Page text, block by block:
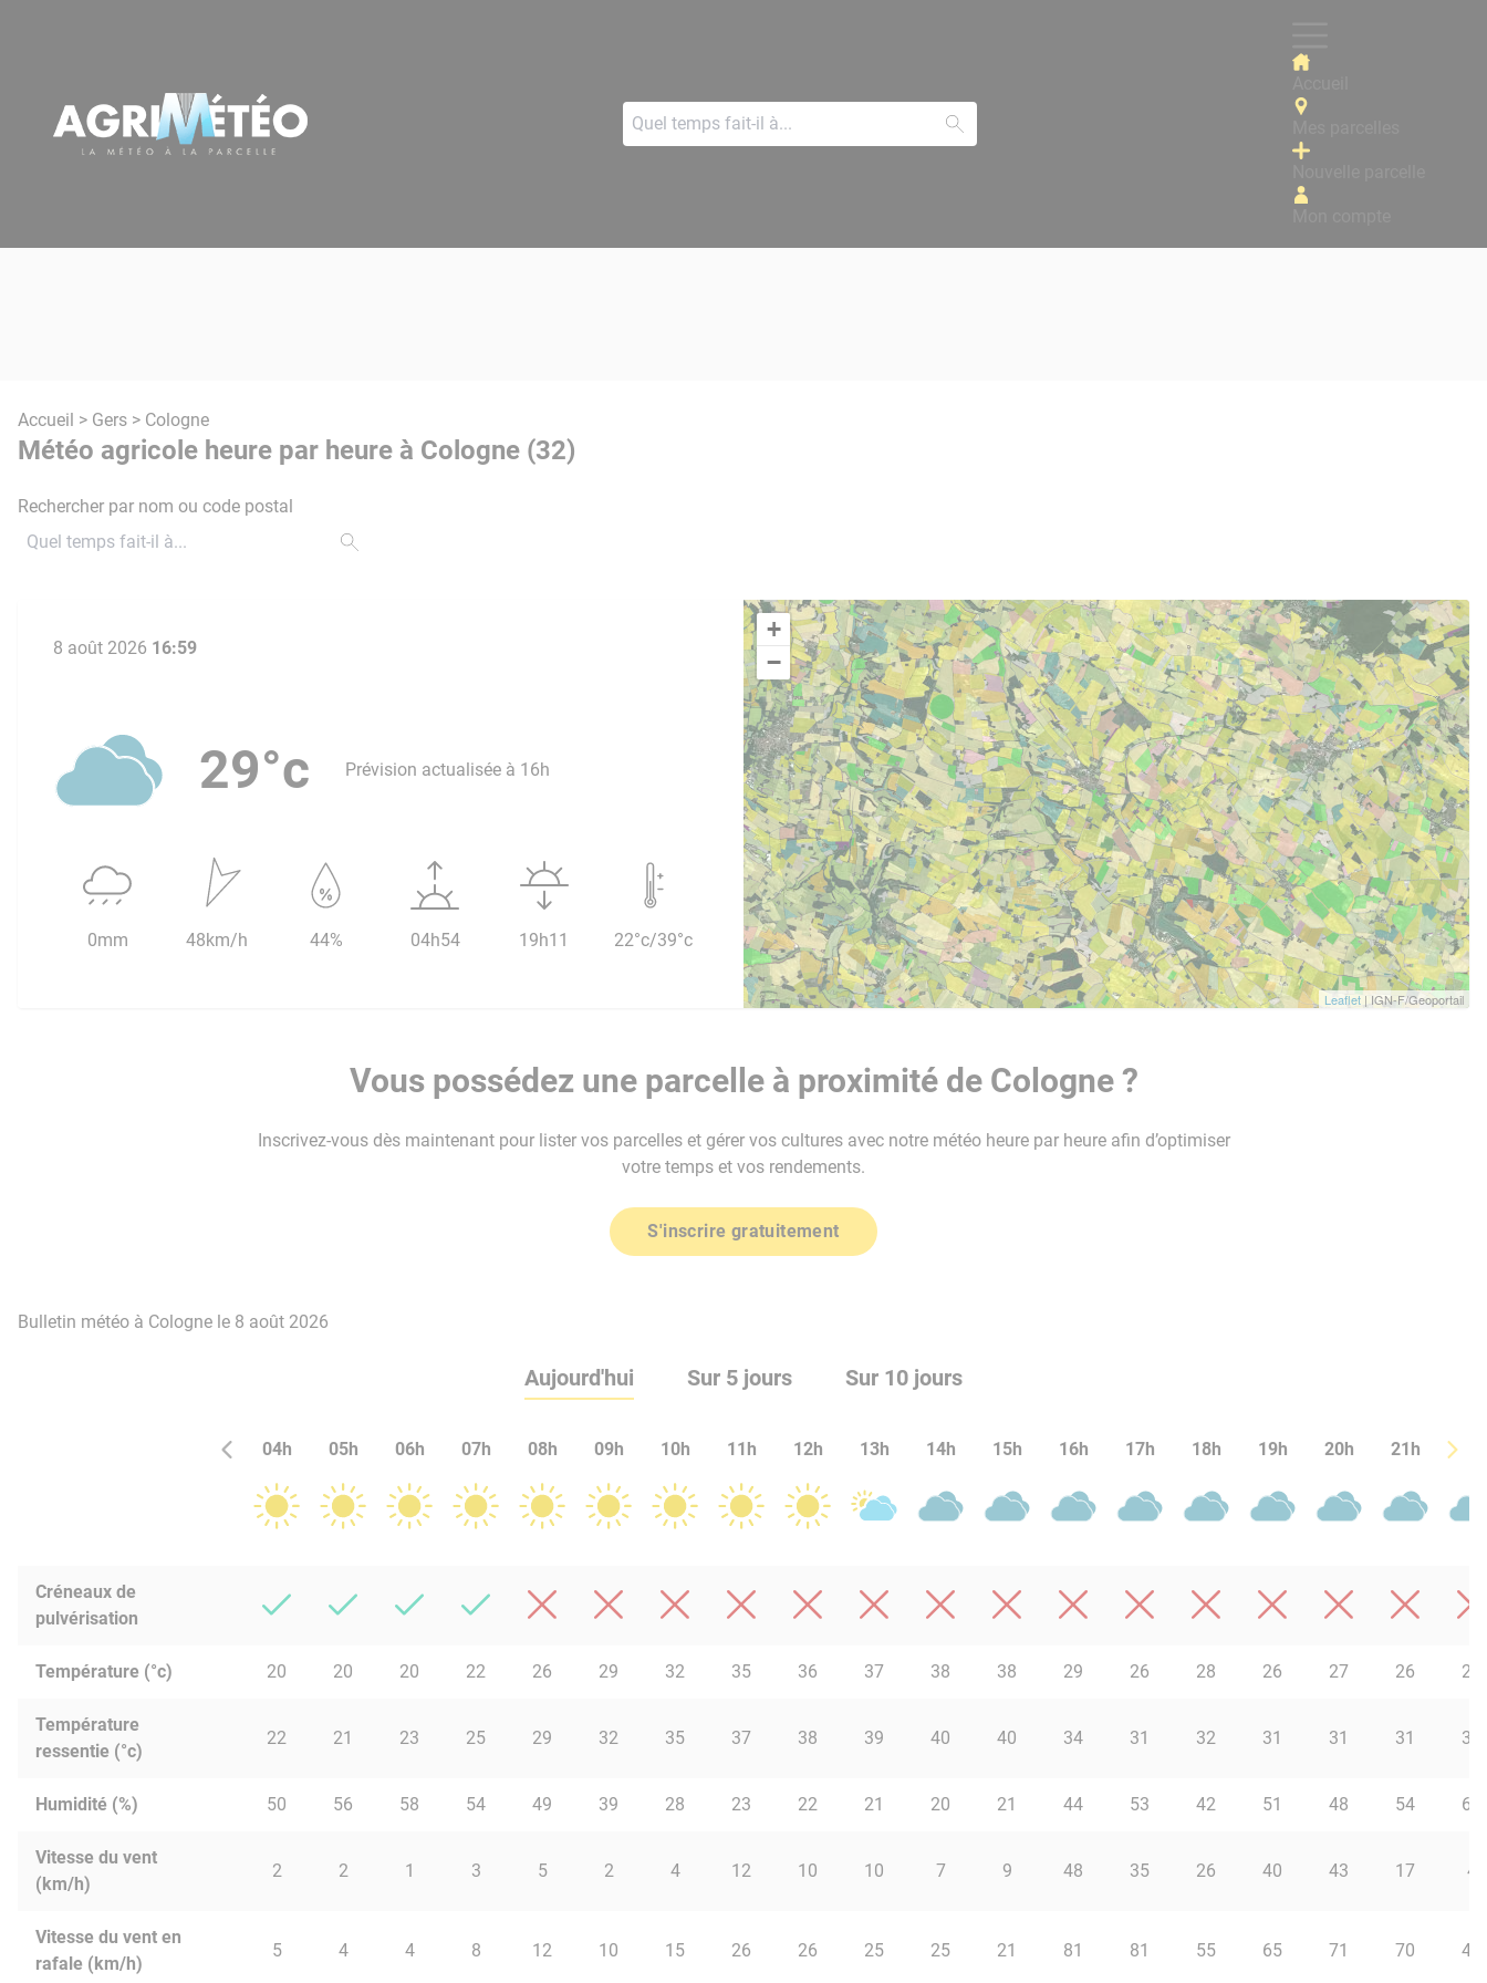
Accueil > Gers > Cologne
Météo agricole heure par heure à Cologne (32)
Rechercher par nom ou code postal
+
−
Leaflet| IGN-F/Geoportail
8 août 2026 16:59
29°c Prévision actualisée à 16h
0mm 48km/h 44% 04h54 19h11 22°c/39°c
Vous possédez une parcelle à proximité de Cologne ?
Inscrivez-vous dès maintenant pour lister vos parcelles et gérer vos cultures avec notre météo heure par heure afin d’optimiser
votre temps et vos rendements.
S'inscrire gratuitement
Bulletin météo à Cologne le 8 août 2026
Aujourd'hui Sur 5 jours Sur 10 jours
04h 05h 06h 07h 08h 09h 10h 11h 12h 13h 14h 15h 16h 17h 18h 19h 20h 21h 22h
Créneaux de
pulvérisation
Température (°c) 20 20 20 22 26 29 32 35 36 37 38 38 29 26 28 26 27 26 25
Température
ressentie (°c)
22 21 23 25 29 32 35 37 38 39 40 40 34 31 32 31 31 31 30
Humidité (%) 50 56 58 54 49 39 28 23 22 21 20 21 44 53 42 51 48 54 61
Vitesse du vent
(km/h)
2 2 1 3 5 2 4 12 10 10 7 9 48 35 26 40 43 17 4
Vitesse du vent en
rafale (km/h)
5 4 4 8 12 10 15 26 26 25 25 21 81 81 55 65 71 70 40